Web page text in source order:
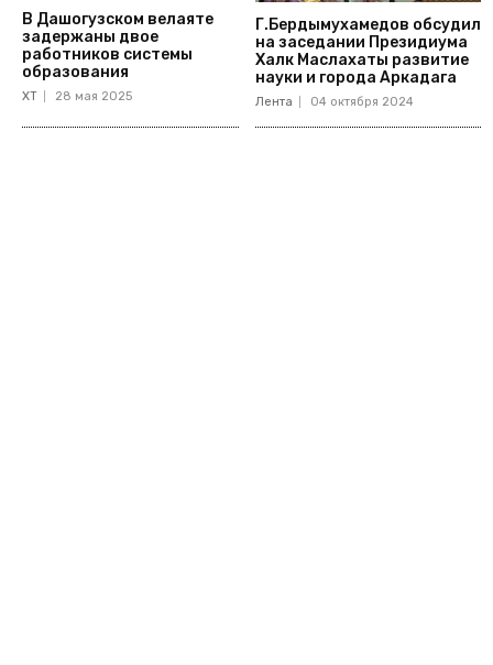
В Дашогузском велаяте
задержаны двое
работников системы
образования
ХТ 28 мая 2025
Г.Бердымухамедов обсудил
на заседании Президиума
Халк Маслахаты развитие
науки и города Аркадага
Лента 04 октября 2024